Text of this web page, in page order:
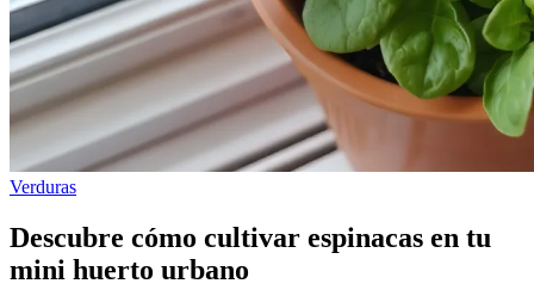
Verduras
Descubre cómo cultivar espinacas en tu
mini huerto urbano